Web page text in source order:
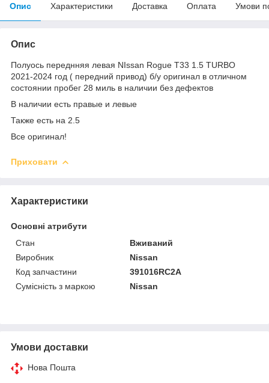
Опис Характеристики Доставка Оплата Умови
Опис
Полуось переднняя левая NIssan Rogue T33 1.5 TURBO
2021-2024 год ( передний привод) б/у оригинал в отличном
состоянии пробег 28 миль в наличии без дефектов
В наличии есть правые и левые
Также есть на 2.5
Все оригинал!
Приховати
Характеристики
Основні атрибути
Стан
Вживаний
Виробник
Nissan
Код запчастини
391016RC2A
Сумісність з маркою
Nissan
Умови доставки
Нова Пошта